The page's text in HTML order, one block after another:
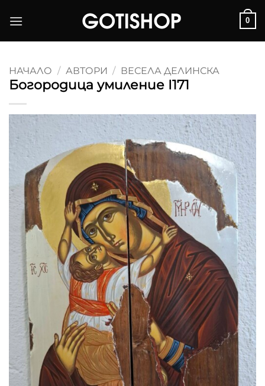
0
НАЧАЛО / АВТОРИ / ВЕСЕЛА ДЕЛИНСКА
Богородица умиление I171